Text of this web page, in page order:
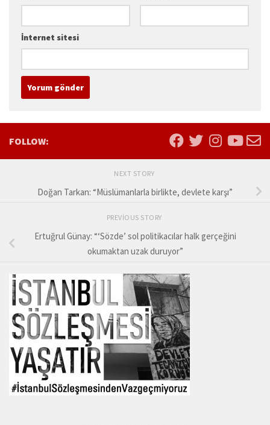
İnternet sitesi
FOLLOW:
NEXT STORY
Doğan Tarkan: “Müslümanlarla birlikte, devlete karşı”
PREVIOUS STORY
Ertuğrul Günay: “‘Sözde’ sol politikacılar halk gerçeğini
okumaktan uzak duruyor”